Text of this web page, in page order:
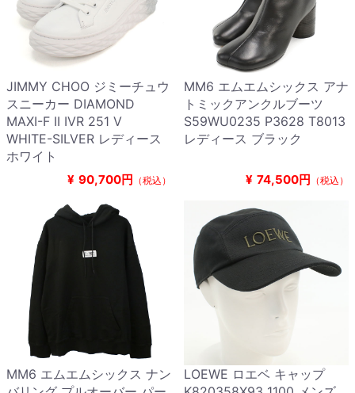
JIMMY CHOO ジミーチュウ
スニーカー DIAMOND
MAXI-F II IVR 251 V
WHITE-SILVER レディース
ホワイト
¥ 90,700円 （税込）
MM6 エムエムシックス アナ
トミックアンクルブーツ
S59WU0235 P3628 T8013
レディース ブラック
¥ 74,500円 （税込）
MM6 エムエムシックス ナン
LOEWE ロエベ キャップ